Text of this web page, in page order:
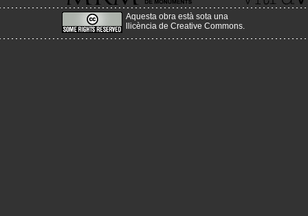
Aquesta obra està sota una
llicència de Creative Commons.